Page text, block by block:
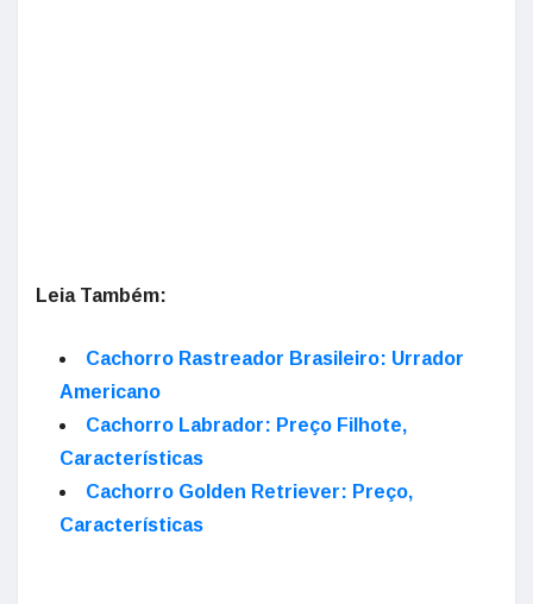
Leia Também:
Cachorro Rastreador Brasileiro: Urrador
Americano
Cachorro Labrador: Preço Filhote,
Características
Cachorro Golden Retriever: Preço,
Características